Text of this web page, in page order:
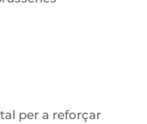
per a reforçar